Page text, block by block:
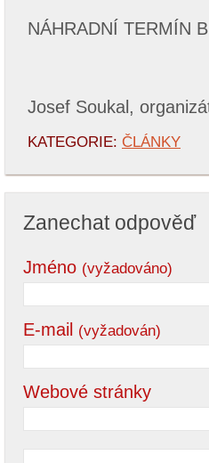
NÁHRADNÍ TERMÍN
Josef Soukal,
KATEGORIE: ČLÁNKY
Zanechat odpověď
Jméno (vyžadováno)
E-mail (vyžadován)
Webové stránky